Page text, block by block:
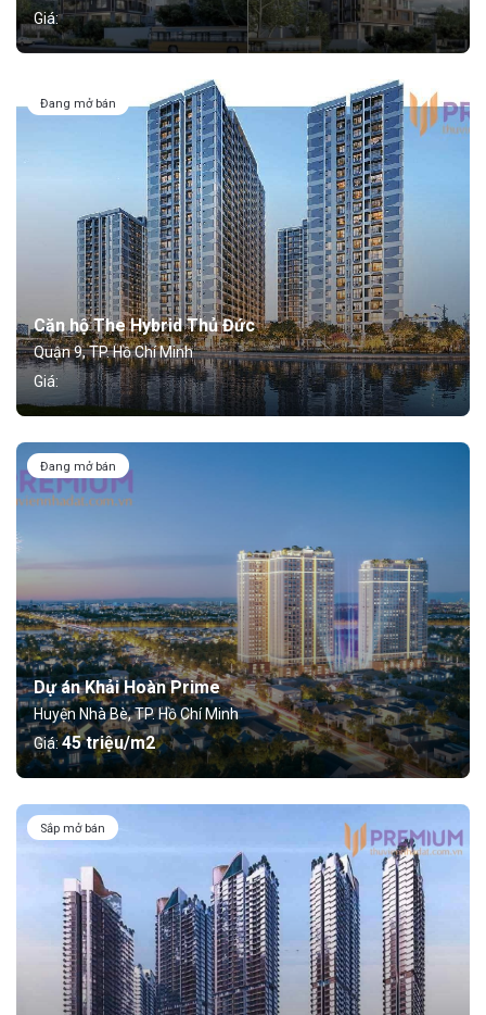
Giá:
Đang mở bán
Căn hộ The Hybrid Thủ Đức
Quận 9, TP. Hồ Chí Minh
Giá:
Đang mở bán
Dự án Khải Hoàn Prime
Huyện Nhà Bè, TP. Hồ Chí Minh
Giá:45 triệu/m2
Sắp mở bán